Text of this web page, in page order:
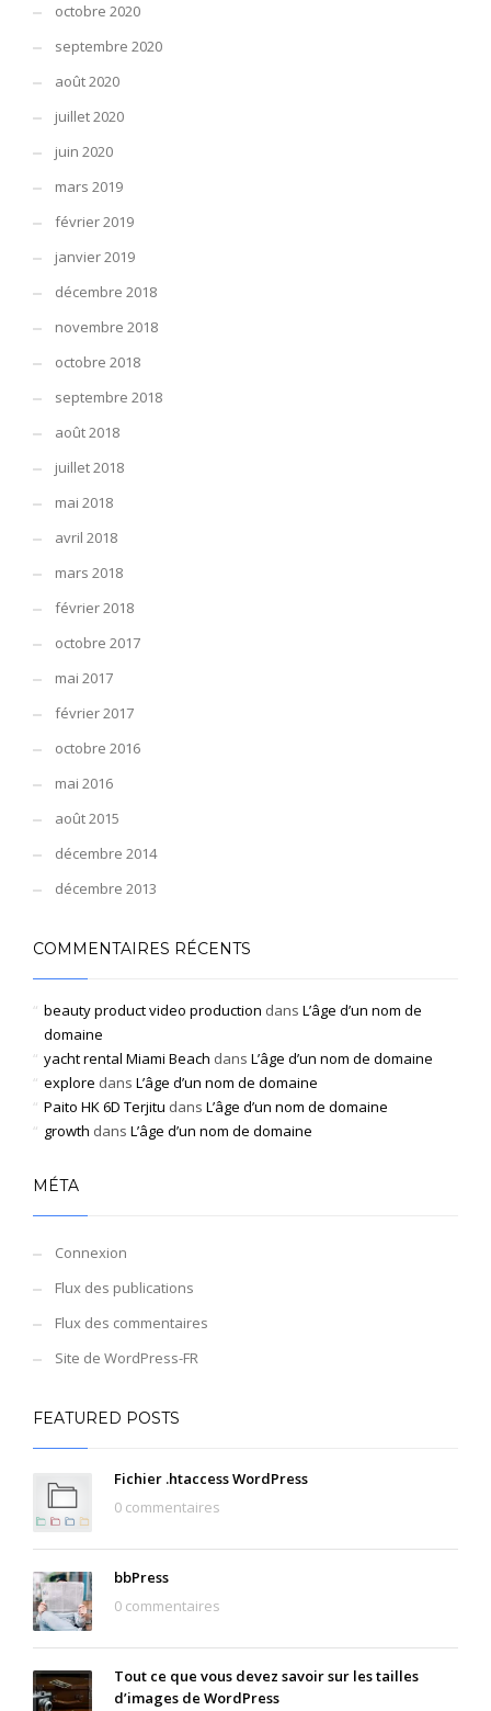
octobre 2020
septembre 2020
août 2020
juillet 2020
juin 2020
mars 2019
février 2019
janvier 2019
décembre 2018
novembre 2018
octobre 2018
septembre 2018
août 2018
juillet 2018
mai 2018
avril 2018
mars 2018
février 2018
octobre 2017
mai 2017
février 2017
octobre 2016
mai 2016
août 2015
décembre 2014
décembre 2013
COMMENTAIRES RÉCENTS
beauty product video production dans L’âge d’un nom de
domaine
yacht rental Miami Beach dans L’âge d’un nom de domaine
explore dans L’âge d’un nom de domaine
Paito HK 6D Terjitu dans L’âge d’un nom de domaine
growth dans L’âge d’un nom de domaine
MÉTA
Connexion
Flux des publications
Flux des commentaires
Site de WordPress-FR
FEATURED POSTS
Fichier .htaccess WordPress
0 commentaires
bbPress
0 commentaires
Tout ce que vous devez savoir sur les tailles
d’images de WordPress